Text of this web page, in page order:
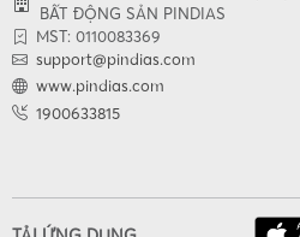
BẤT ĐỘNG SẢN PINDIAS
MST: 0110083369
support@pindias.com
www.pindias.com
1900633815